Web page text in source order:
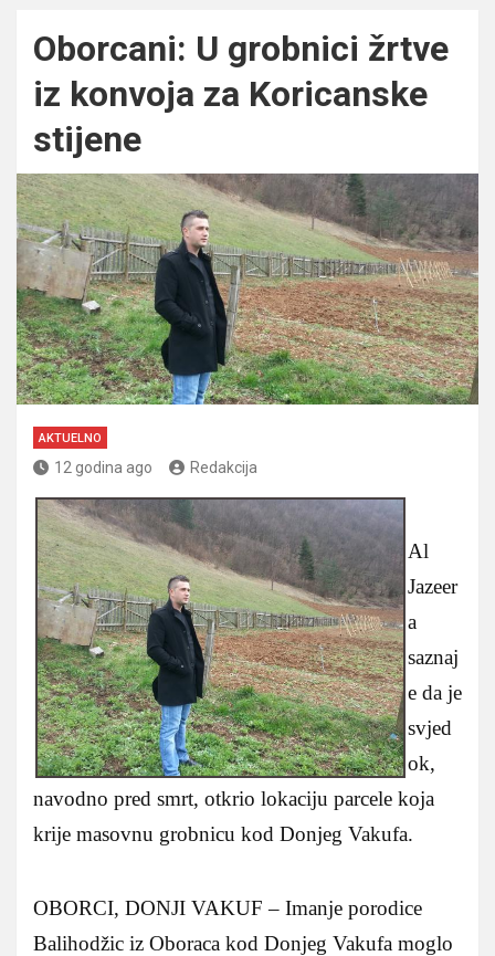
Oborcani: U grobnici žrtve
iz konvoja za Koricanske
stijene
AKTUELNO
12 godina ago Redakcija
Al
Jazeer
a
saznaj
e da je
svjed
ok,
navodno pred smrt, otkrio lokaciju parcele koja
krije masovnu grobnicu kod Donjeg Vakufa.
OBORCI, DONJI VAKUF – Imanje porodice
Balihodžic iz Oboraca kod Donjeg Vakufa moglo